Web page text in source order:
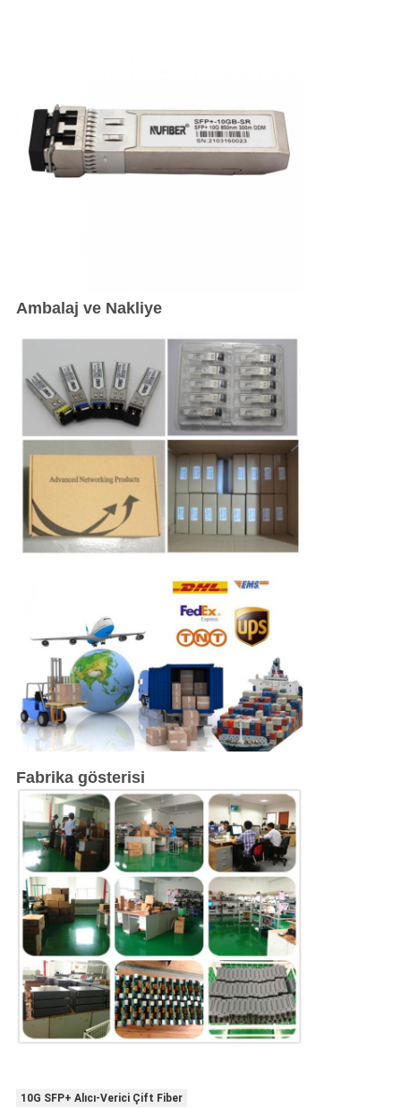
Ambalaj ve Nakliye
Fabrika gösterisi
10G SFP+ Alıcı-Verici Çift Fiber